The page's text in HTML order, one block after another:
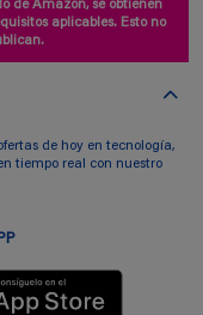
de Amazon, se obtienen
aplicables. Esto no
de hoy en tecnología,
tiempo real con nuestro